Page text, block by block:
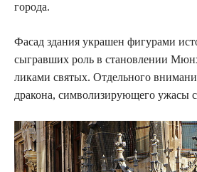
города.
Фасад здания украшен фигурами
сыгравших роль в становлении
ликами святых. Отдельного
дракона, символизирующего ужасы